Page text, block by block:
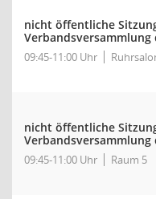
nicht öffentliche
Verbandsversammlung
09:45-11:00 Uhr
nicht öffentliche
Verbandsversammlung
09:45-11:00 Uhr Raum 5